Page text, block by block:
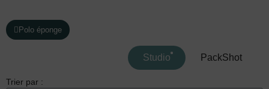
Polo éponge
Studio PackShot
Trier par :